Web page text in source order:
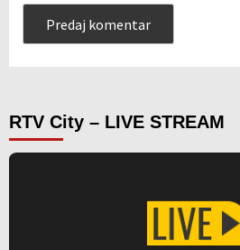
RTV City – LIVE STREAM